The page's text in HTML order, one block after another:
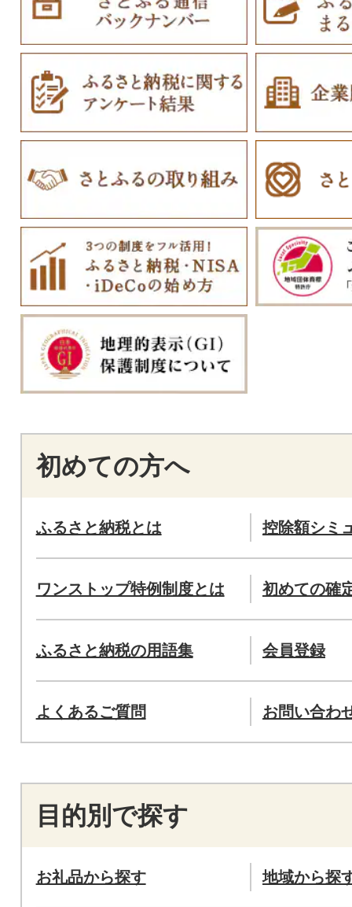
初めての方へ
ふるさと納税とは 控除額シミ
ワンストップ特例制度とは 初めての確
ふるさと納税の用語集 会員登録
よくあるご質問 お問い合わ
目的別で探す
お礼品から探す 地域から探